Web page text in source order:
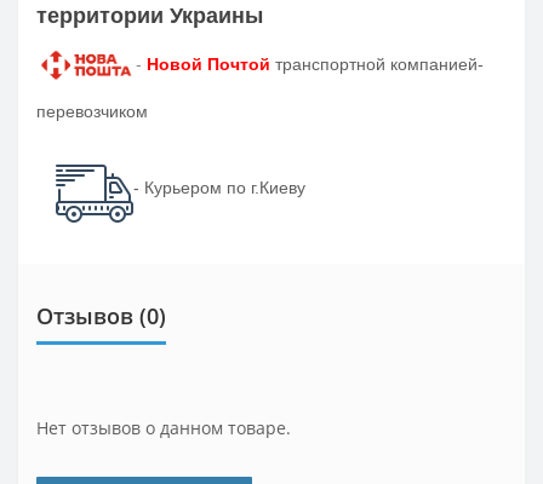
территории Украины
- Новой Почтой транспортной компанией-
перевозчиком
- Курьером по г.Киеву
Отзывов (0)
Нет отзывов о данном товаре.